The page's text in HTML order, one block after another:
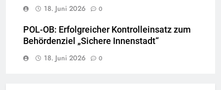
18. Juni 2026
0
POL-OB: Erfolgreicher Kontrolleinsatz zum
Behördenziel „Sichere Innenstadt“
18. Juni 2026
0